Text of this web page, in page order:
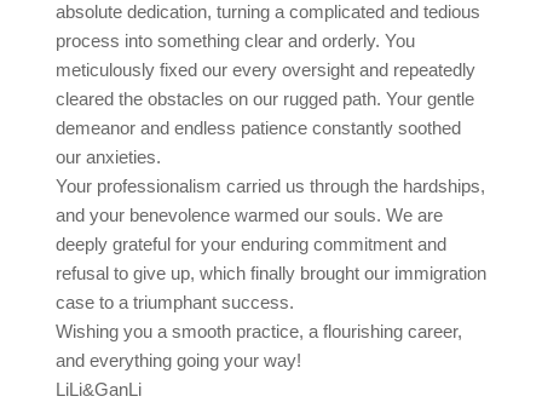
absolute dedication, turning a complicated and tedious
process into something clear and orderly. You
meticulously fixed our every oversight and repeatedly
cleared the obstacles on our rugged path. Your gentle
demeanor and endless patience constantly soothed
our anxieties.
Your professionalism carried us through the hardships,
and your benevolence warmed our souls. We are
deeply grateful for your enduring commitment and
refusal to give up, which finally brought our immigration
case to a triumphant success.
Wishing you a smooth practice, a flourishing career,
and everything going your way!
LiLi&GanLi